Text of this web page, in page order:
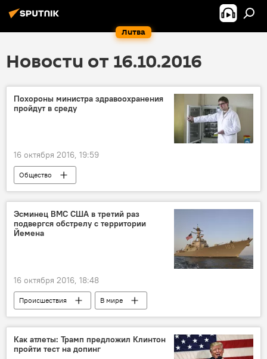
Литва
Новости от 16.10.2016
Похороны министра здравоохранения
пройдут в среду
16 октября 2016, 19:59
Общество
Эсминец ВМС США в третий раз
подвергся обстрелу с территории
Йемена
16 октября 2016, 18:48
Происшествия В мире
Как атлеты: Трамп предложил Клинтон
пройти тест на допинг